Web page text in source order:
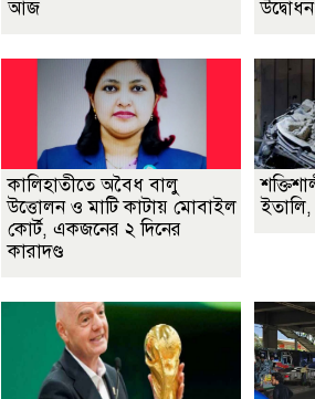
আজ
কালিহাতীতে অবৈধ বালু
উত্তোলন ও মাটি কাটায় মোবাইল
কোর্ট, একজনের ২ দিনের
কারাদণ্ড